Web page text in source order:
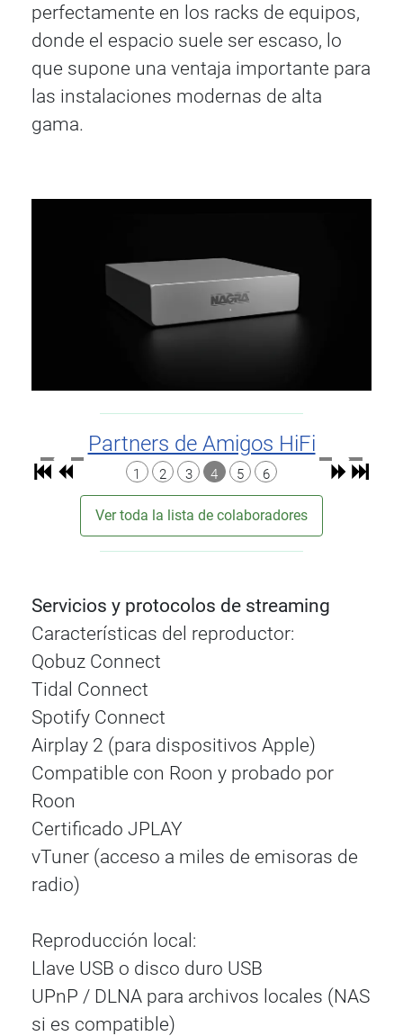
perfectamente en los racks de equipos,
donde el espacio suele ser escaso, lo
que supone una ventaja importante para
las instalaciones modernas de alta
gama.
Partners de Amigos HiFi
1 2 3 4 5 6
Ver toda la lista de colaboradores
Servicios y protocolos de streaming
Características del reproductor:
Qobuz Connect
Tidal Connect
Spotify Connect
Airplay 2 (para dispositivos Apple)
Compatible con Roon y probado por
Roon
Certificado JPLAY
vTuner (acceso a miles de emisoras de
radio)
Reproducción local:
Llave USB o disco duro USB
UPnP / DLNA para archivos locales (NAS
si es compatible)